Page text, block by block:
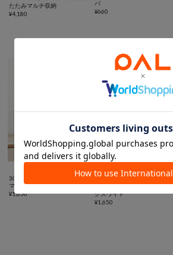
たたみマルチ収納
¥4,180
パ
¥660
3COINS
マルチクリアボックス棚付き
¥1,650

3COINS
《2WAY》マルチクリアボッ
クスワイド
¥1,650